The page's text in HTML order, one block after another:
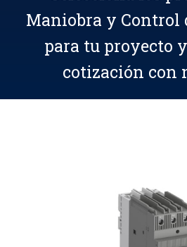
Maniobra y Control
para tu proyecto
cotización con